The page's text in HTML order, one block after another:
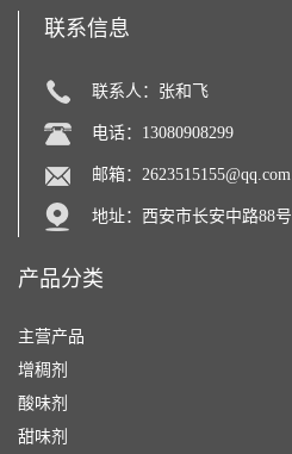
联系信息
联系人：张和飞
电话：13080908299
邮箱： 2623515155@qq.com
地址：西安市长安中路88号
产品分类
主营产品
增稠剂
酸味剂
甜味剂